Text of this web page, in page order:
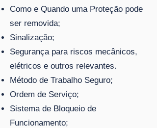
Como e Quando uma Proteção pode
ser removida;
Sinalização;
Segurança para riscos mecânicos,
elétricos e outros relevantes.
Método de Trabalho Seguro;
Ordem de Serviço;
Sistema de Bloqueio de
Funcionamento;